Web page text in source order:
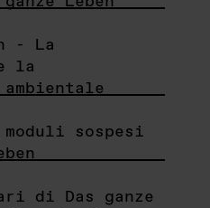
- La
la
ambientale
sospesi
di Das ganze